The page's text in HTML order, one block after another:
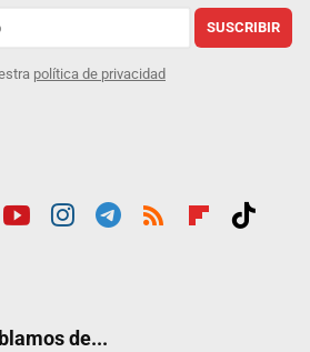
SUSCRIBIR
política de privacidad
de...